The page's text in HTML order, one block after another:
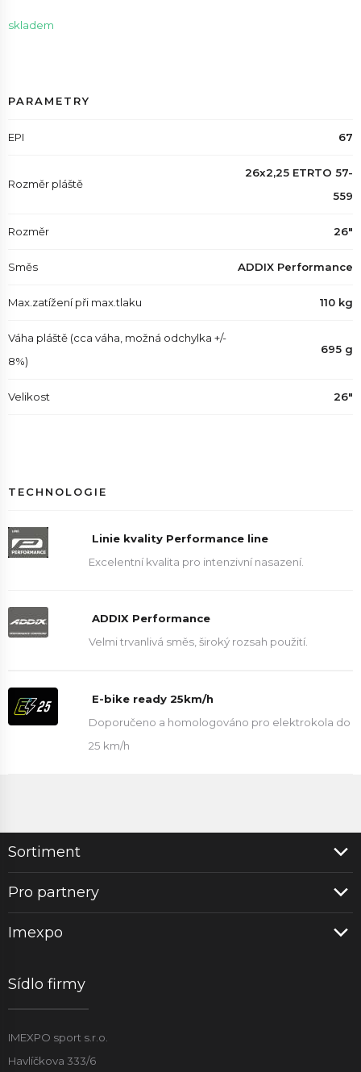
skladem
PARAMETRY
EPI 67
Rozměr pláště
26x2,25 ETRTO 57-
559
Rozměr 26"
Směs ADDIX Performance
Max.zatížení při max.tlaku 110 kg
Váha pláště (cca váha, možná odchylka +/-
8%)
695 g
Velikost 26"
TECHNOLOGIE
Linie kvality Performance line
Excelentní kvalita pro intenzivní nasazení.
ADDIX Performance
Velmi trvanlivá směs, široký rozsah použití.
E-bike ready 25km/h
Doporučeno a homologováno pro elektrokola do
25 km/h
Sortiment
Pro partnery
Imexpo
Sídlo firmy
IMEXPO sport s.r.o.
Havlíčkova 333/6